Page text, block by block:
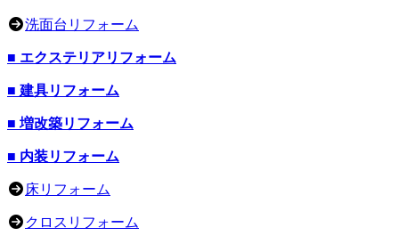
洗面台リフォーム
■ エクステリアリフォーム
■ 建具リフォーム
■ 増改築リフォーム
■ 内装リフォーム
床リフォーム
クロスリフォーム